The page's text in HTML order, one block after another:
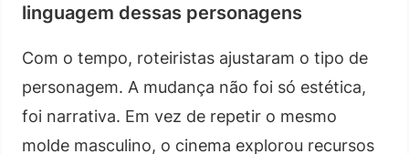
linguagem dessas personagens
Com o tempo, roteiristas ajustaram o tipo de
personagem. A mudança não foi só estética,
foi narrativa. Em vez de repetir o mesmo
molde masculino, o cinema explorou recursos